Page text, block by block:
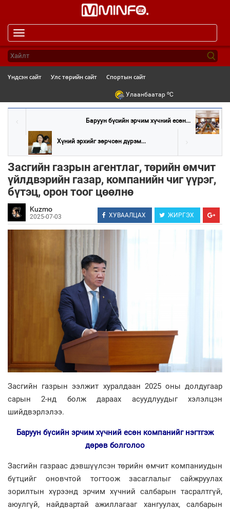
navigation
Үндсэн сайт Улс төрийн сайт Спортын сайт
Улаанбаатар oC
Баруун бүсийн эрчим хүчний есөн...
Хүний эрхийг зөрчсөн дүрэм...
Засгийн газрын агентлаг, төрийн өмчит
үйлдвэрийн газар, компанийн чиг үүрэг,
бүтэц, орон тоог цөөлнө
Kuzmo
2025-07-03 ХУВААЛЦАХ ЖИРГЭХ
Засгийн газрын ээлжит хуралдаан 2025 оны долдугаар
сарын 2-нд болж дараах асуудлуудыг хэлэлцэн
шийдвэрлэлээ.
Баруун бүсийн эрчим хүчний есөн компанийг нэгтгэж
дөрөв болголоо
Засгийн газраас дэвшүүлсэн төрийн өмчит компаниудын
бүтцийг оновчтой тогтоож засаглалыг сайжруулах
зорилтын хүрээнд эрчим хүчний салбарын тасралтгүй,
аюулгүй, найдвартай ажиллагааг хангуулах, салбарын